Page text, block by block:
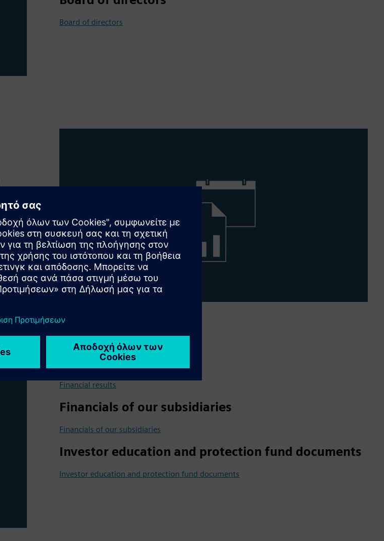
Board of directors
Financial results
Financial results
Financials of our subsidiaries
Financials of our subsidiaries
Investor education and protection fund documents
Investor education and protection fund documents